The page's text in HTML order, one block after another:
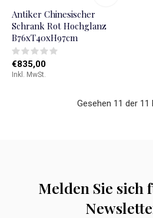
Antiker Chinesischer
Schrank Rot Hochglanz
B76xT40xH97cm
€835,00
Inkl. MwSt.
Gesehen 11 der 11
Melden Sie sich